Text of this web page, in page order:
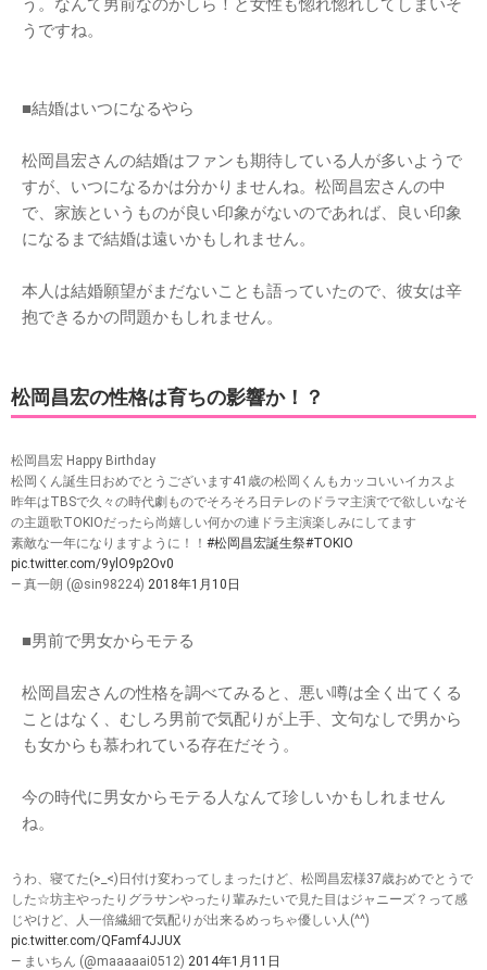
う。なんて男前なのかしら！と女性も惚れ惚れしてしまいそ
うですね。
■結婚はいつになるやら
松岡昌宏さんの結婚はファンも期待している人が多いようで
すが、いつになるかは分かりませんね。松岡昌宏さんの中
で、家族というものが良い印象がないのであれば、良い印象
になるまで結婚は遠いかもしれません。
本人は結婚願望がまだないことも語っていたので、彼女は辛
抱できるかの問題かもしれません。
松岡昌宏の性格は育ちの影響か！？
松岡昌宏 Happy Birthday
松岡くん誕生日おめでとうございます41歳の松岡くんもカッコいいイカスよ
昨年はTBSで久々の時代劇ものでそろそろ日テレのドラマ主演でで欲しいなそ
の主題歌TOKIOだったら尚嬉しい何かの連ドラ主演楽しみにしてます
素敵な一年になりますように！！ #松岡昌宏誕生祭#TOKIO
pic.twitter.com/9ylO9p2Ov0
— 真一朗 (@sin98224) 2018年1月10日
■男前で男女からモテる
松岡昌宏さんの性格を調べてみると、悪い噂は全く出てくる
ことはなく、むしろ男前で気配りが上手、文句なしで男から
も女からも慕われている存在だそう。
今の時代に男女からモテる人なんて珍しいかもしれません
ね。
うわ、寝てた(>_<)日付け変わってしまったけど、松岡昌宏様37歳おめでとうで
した☆坊主やったりグラサンやったり輩みたいで見た目はジャニーズ？って感
じやけど、人一倍繊細で気配りが出来るめっちゃ優しい人(^^)
pic.twitter.com/QFamf4JJUX
— まいちん (@maaaaai0512) 2014年1月11日